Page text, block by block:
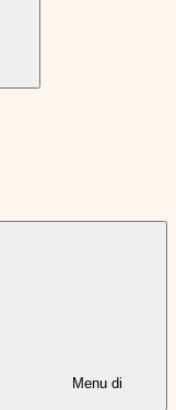
Menu di